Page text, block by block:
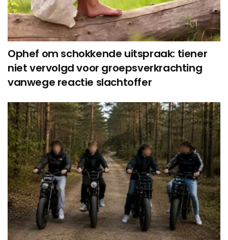
Ophef om schokkende uitspraak: tiener
niet vervolgd voor groepsverkrachting
vanwege reactie slachtoffer